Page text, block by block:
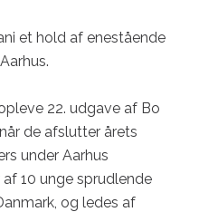
et hold af enestående
22. udgave af Bo
de afslutter årets
under Aarhus
10 unge sprudlende
og ledes af